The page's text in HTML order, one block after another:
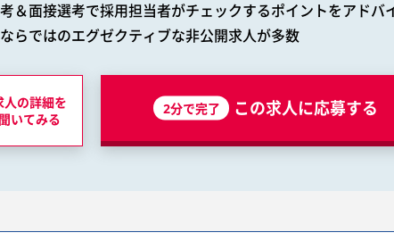
＆面接選考で採用担当者がチェックするポイントをアドバ
らではのエグゼクティブな非公開求人が多数
人の詳細を
聞いてみる
2分で完了 この求人に応募する